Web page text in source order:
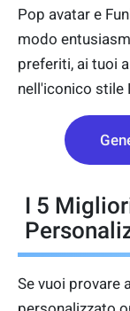
Pop avatar e
modo
preferiti, ai tuoi
nell'iconico stile
I 5
Se vuoi provare